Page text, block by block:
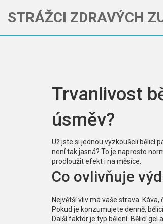
STRÁŽCI ZDRAVÝCH
Trvanlivost
úsměv?
Už jste si jednou vyzkoušeli bělicí
není tak jasná? To je naprosto
prodloužit efekt i na měsíce.
Co ovlivňuje
Největší vliv má vaše strava.
Pokud je konzumujete denně,
Další faktor je typ bělení. Bělicí